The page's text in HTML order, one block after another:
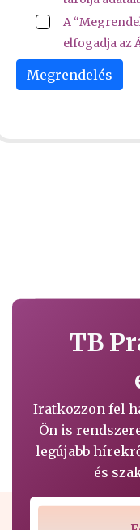
A
elfogadja az
Megrendelés
TB
Iratkozzon fel
Ön is
legújabb
és